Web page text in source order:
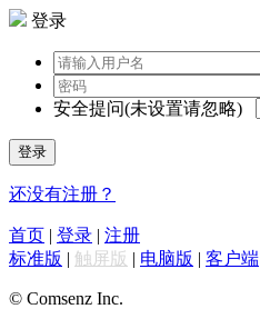
登录
安全提问(未设置请忽略)
登录
还没有注册？
首页 | 登录 | 注册
标准版 | 触屏版 | 电脑版 | 客户端
© Comsenz Inc.